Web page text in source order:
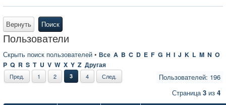
Вернуть Поиск
Пользователи
Скрыть поиск пользователей • Все A B C D E F G H I J K L M N O
P Q R S T U V W X Y Z Другая
Пользователей: 196
Пред. 1 2 3 4 След.
Страница3 из 4